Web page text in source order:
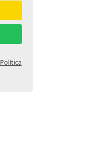
Política